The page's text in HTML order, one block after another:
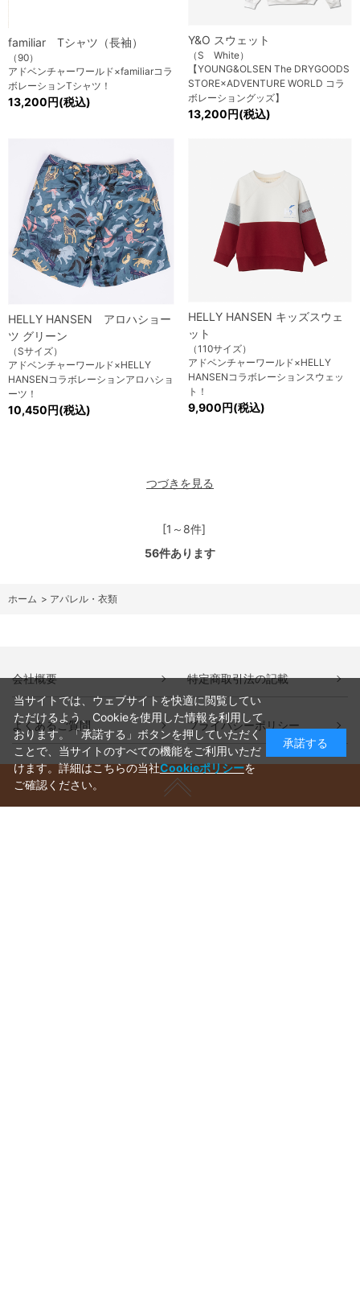
familiar Tシャツ（長袖）
（90）
アドベンチャーワールド×familiarコラ
ボレーションTシャツ！
13,200円(税込)
Y&O スウェット
（S White）
【YOUNG&OLSEN The DRYGOODS
STORE×ADVENTURE WORLD コラ
ボレーショングッズ】
13,200円(税込)
HELLY HANSEN アロハショー
ツ グリーン
（Sサイズ）
アドベンチャーワールド×HELLY
HANSENコラボレーションアロハショ
ーツ！
10,450円(税込)
HELLY HANSEN キッズスウェ
ット
（110サイズ）
アドベンチャーワールド×HELLY
HANSENコラボレーションスウェッ
ト！
9,900円(税込)
つづきを見る
[1～8件]
56件あります
ホーム > アパレル・衣類
会社概要 特定商取引法の記載
よくあるご質問 プライバシーポリシー
当サイトでは、ウェブサイトを快適に閲覧してい
ただけるよう、Cookieを使用した情報を利用して
おります。「承諾する」ボタンを押していただく
ことで、当サイトのすべての機能をご利用いただ
けます。詳細はこちらの当社Cookieポリシーを
ご確認ください。
承諾する